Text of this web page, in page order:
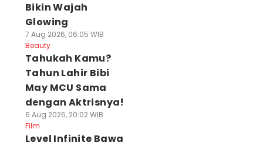
Bikin Wajah
Glowing
7 Aug 2026, 06:05 WIB
Beauty
Tahukah Kamu?
Tahun Lahir Bibi
May MCU Sama
dengan Aktrisnya!
6 Aug 2026, 20:02 WIB
Film
Level Infinite Bawa